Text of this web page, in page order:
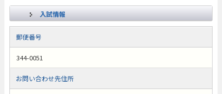
入試情報
郵便番号
344-0051
お問い合わせ先住所